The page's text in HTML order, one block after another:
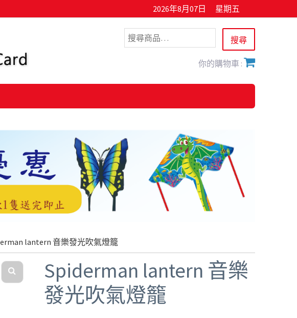
2026年8月07日 星期五
你的購物車 :
lantern 音樂發光吹氣燈籠
Spiderman lantern 音樂
發光吹氣燈籠